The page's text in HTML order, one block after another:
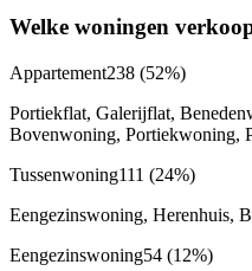
Welke woningen
Appartement238 (52%)
Portiekflat, Galerijflat,
Bovenwoning, Portiekwoning,
Tussenwoning111 (24%)
Eengezinswoning, Herenhuis,
Eengezinswoning54 (12%)